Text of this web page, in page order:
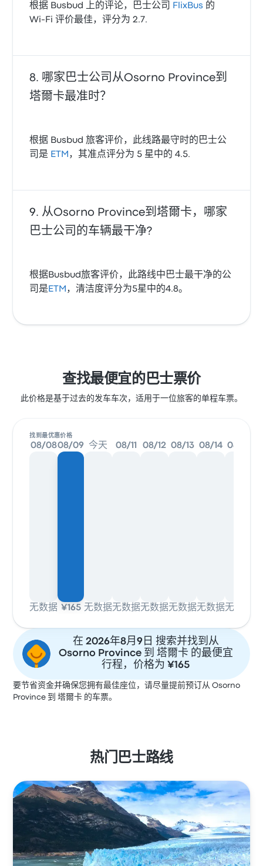
根据 Busbud 上的评论，巴士公司 FlixBus 的
Wi‑Fi 评价最佳，评分为 2.7.
哪家巴士公司从Osorno Province到
塔爾卡最准时？
根据 Busbud 旅客评价，此线路最守时的巴士公
司是 ETM ，其准点评分为 5 星中的 4.5.
从Osorno Province到塔爾卡，哪家
巴士公司的车辆最干净?
根据Busbud旅客评价，此路线中巴士最干净的公
司是 ETM ，清洁度评分为5星中的4.8。
查找最便宜的巴士票价
此价格是基于过去的发车车次，适用于一位旅客的单程车票。
找到最优惠价格
08/08
无数据
08/09
¥165
今天
无数据
08/11
无数据
08/12
无数据
08/13
无数据
08/14
无数据
08/15
无数据
在 2026年8月9日 搜索并找到从
Osorno Province 到 塔爾卡 的最便宜
行程，价格为 ¥165
要节省资金并确保您拥有最佳座位，请尽量提前预订从 Osorno
Province 到 塔爾卡 的车票。
热门巴士路线